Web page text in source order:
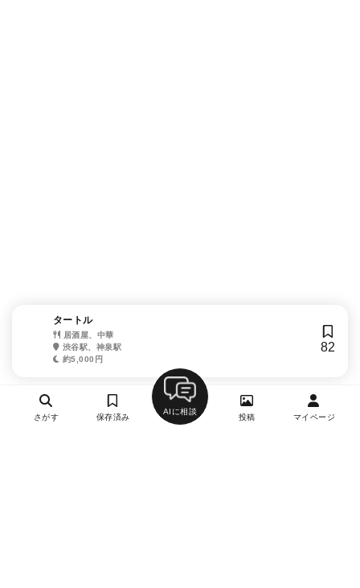
タートル
居酒屋、中華
渋谷駅、神泉駅
約5,000円
82
さがす 保存済み
AIに相談
投稿 マイページ